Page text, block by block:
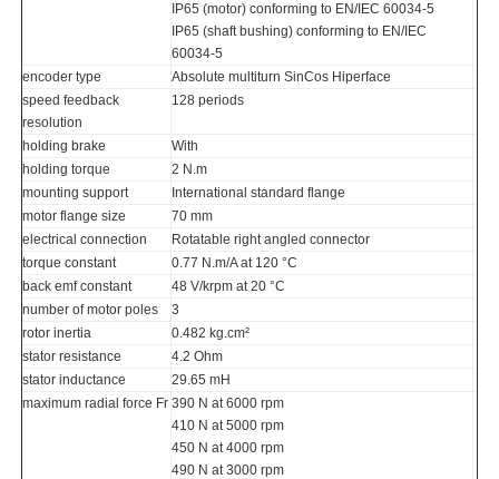
IP65 (motor) conforming to EN/IEC 60034-5
IP65 (shaft bushing) conforming to EN/IEC
60034-5
encoder type
Absolute multiturn SinCos Hiperface
speed feedback
resolution
128 periods
holding brake
With
holding torque
2 N.m
mounting support
International standard flange
motor flange size
70 mm
electrical connection
Rotatable right angled connector
torque constant
0.77 N.m/A at 120 °C
back emf constant
48 V/krpm at 20 °C
number of motor poles
3
rotor inertia
0.482 kg.cm²
stator resistance
4.2 Ohm
stator inductance
29.65 mH
maximum radial force Fr 390 N at 6000 rpm
410 N at 5000 rpm
450 N at 4000 rpm
490 N at 3000 rpm